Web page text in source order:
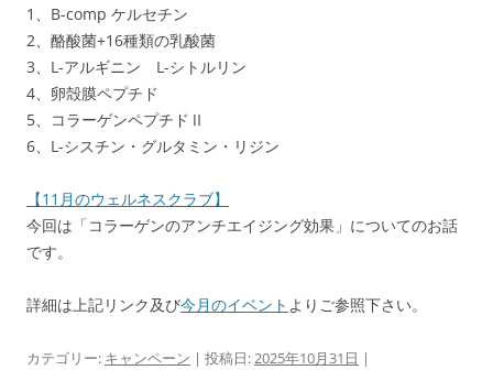
1、B-comp ケルセチン
2、酪酸菌+16種類の乳酸菌
3、L-アルギニン L-シトルリン
4、卵殻膜ペプチド
5、コラーゲンペプチドⅡ
6、L-シスチン・グルタミン・リジン
【11月のウェルネスクラブ】
今回は「コラーゲンのアンチエイジング効果」についてのお話
です。
詳細は上記リンク及び今月のイベント よりご参照下さい。
カテゴリー: キャンペーン | 投稿日:2025年10月31日 |